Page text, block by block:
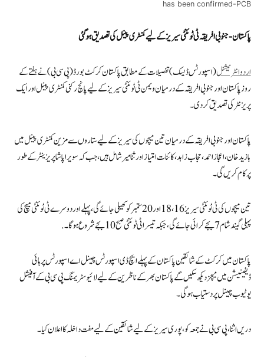
has been confirmed-PCB
پاکستان-جنوبی افریقہ ٹی ٹوئنٹی سیریز کے لیے کمنٹری پینل کی تصدیق ہو گئی
اردوانٹرنیشنل(اسپورٹس ڈیسک) تفصیلات کے مطابق پاکستان کرکٹ بورڈ (پی سی بی) نے ہفتے کے
روز پاکستان اور جنوبی افریقہ کے درمیان ویمن ٹی ٹوئنٹی سیریز کے لیے پانچ رکنی کمنٹری پینل اور ایک
پریزنٹر کی تصدیق کر دی۔
پاکستان اور جنوبی افریقہ کے درمیان تین میچوں کی سیریز کے لیے ستاروں سے مزین کمنٹری پینل میں
بازید خان، اعجاز احمد، حجاب زاہد، کائنات امتیاز اور ثنا میر شامل ہیں، جب کہ سویرا پاشا پریزینٹر کے طور
پر کام کریں گی۔
تین میچوں کی ٹی ٹوئنٹی سیریز 16، 18 اور 20 ستمبر کو کھیلی جائے گی، پہلے اور دوسرے ٹی ٹوئنٹی میچ کی
پہلی گیند شام 7 بجے کرائی جائے گی، جبکہ تیسرا ٹی ٹوئنٹی صبح 10 بجے شروع ہوگا۔ .
پاکستان میں کرکٹ کے شائقین پاکستان کے پہلے ایچ ڈی اسپورٹس چینل اے اسپورٹس پر ہائی
ڈیفینیشن میں میچز دیکھ سکیں گے پاکستان بھر کے ناظرین کے لیے لائیو سٹریمنگ پی سی بی کے آفیشل
یوٹیوب چینل پر دستیاب ہوگی۔
دریں اثنا، پی سی بی نے جمعہ کو، پوری سیریز کے لیے شائقین کے لیے مفت داخلہ کا اعلان کیا۔